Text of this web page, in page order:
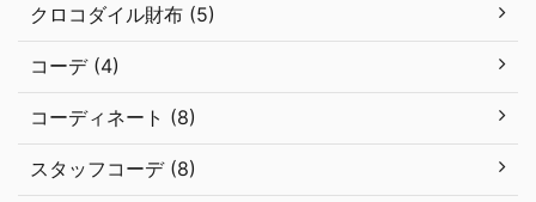
クロコダイル財布 (5)
コーデ (4)
コーディネート (8)
スタッフコーデ (8)